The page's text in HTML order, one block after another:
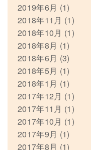
2019年6月 (1)
2018年11月 (1)
2018年10月 (1)
2018年8月 (1)
2018年6月 (3)
2018年5月 (1)
2018年1月 (1)
2017年12月 (1)
2017年11月 (1)
2017年10月 (1)
2017年9月 (1)
2017年8月 (1)